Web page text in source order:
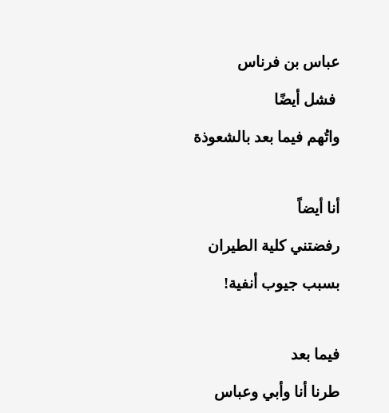
عباس بن فرناس
‏ فشل أيضًا
‏واتُهم فيما بعد بالشعوذة
‏أنا أيضاً
‏رفضتني كلية الطيران
‏بسبب جيوب أنفية!
‏فيما بعد
‏طرنا أنا وأبي وعباس